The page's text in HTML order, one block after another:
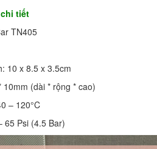
tiết
TN405
10 x 8.5 x 3.5cm
(dài * rộng * cao)
– 120°C
65 Psi (4.5 Bar)